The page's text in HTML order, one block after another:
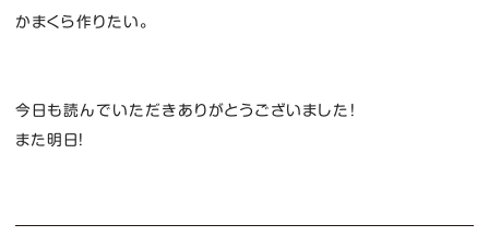
かまくら作りたい。
今日も読んでいただきありがとうございました！
また明日！